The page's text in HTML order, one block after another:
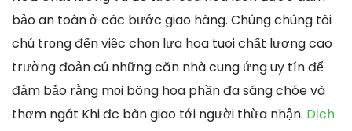
bảo an toàn ở các bước giao hàng. Chúng chúng tôi
chú trọng đến việc chọn lựa hoa tuoi chất lượng cao
trường đoản cú những căn nhà cung ứng uy tín để
đảm bảo rằng mọi bông hoa phần đa sáng chóe và
thơm ngát Khi đc bàn giao tới người thừa nhận. Dịch